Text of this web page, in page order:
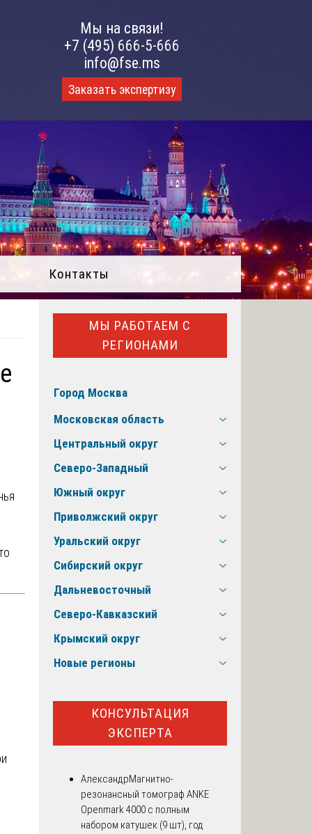
Мы на связи!
+7 (495) 666-5-666
info@fse.ms
Заказать экспертизу
Контакты
МЫ РАБОТАЕМ С
РЕГИОНАМИ
Город Москва
Московская область
Центральный округ
Северо-Западный
Южный округ
Приволжский округ
Уральский округ
Сибирский округ
Дальневосточный
Северо-Кавказский
Крымский округ
Новые регионы
КОНСУЛЬТАЦИЯ
ЭКСПЕРТА
АлександрМагнитно-
резонансный томограф ANKE
Openmark 4000 с полным
набором катушек (9 шт), год